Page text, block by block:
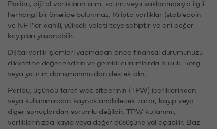
Paribu, dijital varlıkların alım-satımı veya saklanmasıyla ilgili
herhangi bir öneride bulunmaz. Kripto varlıklar (stablecoin
ve NFT'ler dahil), yüksek volatiliteye sahiptir ve ani değer
kayıpları yaşanabilir.
Dijital varlık işlemleri yapmadan önce finansal durumunuzu
dikkatlice değerlendirin ve gerekli durumlarda hukuk, vergi
veya yatırım danışmanınızdan destek alın.
Paribu, üçüncü taraf web sitelerinin (TPW) içeriklerinden
veya kullanımından kaynaklanabilecek zarar, kayıp veya
diğer sonuçlardan sorumlu değildir. TPW kullanımı,
varlıklarınızda kayıp veya değer düşüşüne yol açabilir. Bazı